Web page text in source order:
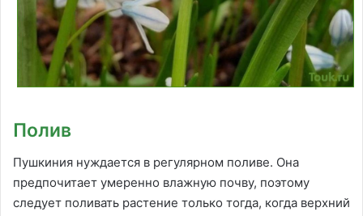
Полив
Пушкиния нуждается в регулярном поливе. Она
предпочитает умеренно влажную почву, поэтому
следует поливать растение только тогда, когда верхний